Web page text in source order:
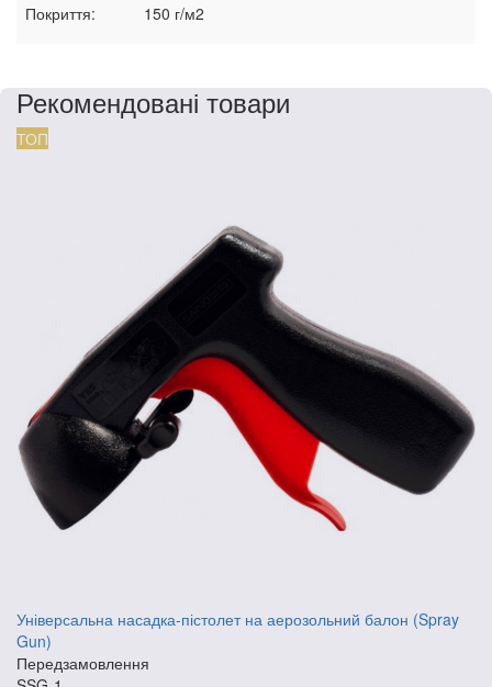
Покриття: 150 г/м2
Рекомендовані товари
ТОП
Універсальна насадка-пістолет на аерозольний балон (Spray
Gun)
Передзамовлення